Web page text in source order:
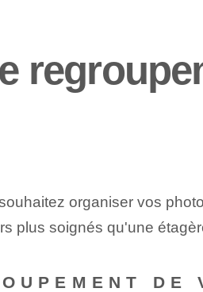
organiser vos
plus soignés qu'une
DE